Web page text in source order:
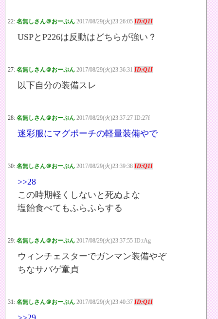
22: 名無しさん＠おーぷん 2017/08/29(火)23:26:05 ID:Q1I
USPとP226は反動はどちらが強い？
27: 名無しさん＠おーぷん 2017/08/29(火)23:36:31 ID:Q1I
以下自分の装備スレ
28: 名無しさん＠おーぷん 2017/08/29(火)23:37:27 ID:27f
迷彩服にマグポーチの軽量装備やで
30: 名無しさん＠おーぷん 2017/08/29(火)23:39:38 ID:Q1I
>>28
この時期軽くしないと死ぬよな
塩飴食べてもふらふらする
29: 名無しさん＠おーぷん 2017/08/29(火)23:37:55 ID:tAg
ウィンチェスターでガンマン装備やぞ
ちなサバゲ童貞
31: 名無しさん＠おーぷん 2017/08/29(火)23:40:37 ID:Q1I